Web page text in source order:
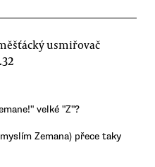
usmiřovač
velké "Z"?
Zemana) přece taky